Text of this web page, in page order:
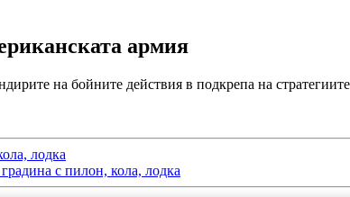
армия
на бойните действия в подкрепа на
лодка
с пилон, кола, лодка